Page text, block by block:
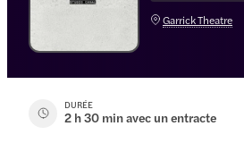
Garrick Theatre
DURÉE
2 h 30 min avec un entracte